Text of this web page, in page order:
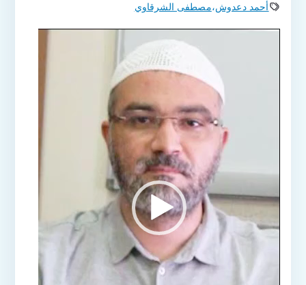
أحمد دعدوش،مصطفى الشرقاوي